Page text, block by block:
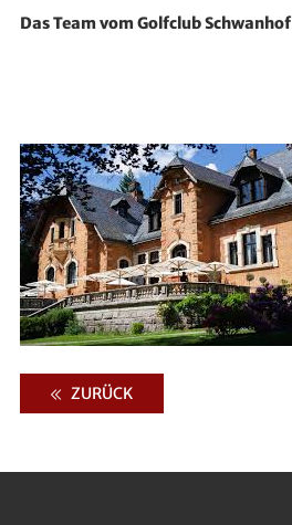
Das Team vom Golfclub Schwanhof
ZURÜCK